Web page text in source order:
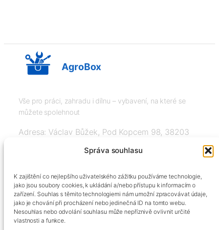
Správa souhlasu
K zajištění co nejlepšího uživatelského zážitku používáme technologie,
jako jsou soubory cookies, k ukládání a/nebo přístupu k informacím o
zařízení. Souhlas s těmito technologiemi nám umožní zpracovávat údaje,
jako je chování při procházení nebo jedinečná ID na tomto webu.
Nesouhlas nebo odvolání souhlasu může nepříznivě ovlivnit určité
vlastnosti a funkce.
AgroBox
Vše pro práci, zahradu i dílnu – vybavení, na které se
můžete spolehnout
Adresa: Václav Bůžek, Pod Kopcem 98, 38203
+420606334248, info@agrobox.cz